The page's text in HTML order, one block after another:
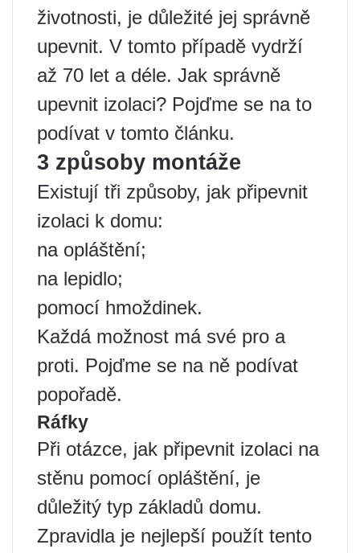
životnosti, je důležité jej správně
upevnit. V tomto případě vydrží
až 70 let a déle. Jak správně
upevnit izolaci? Pojďme se na to
podívat v tomto článku.
3 způsoby montáže
Existují tři způsoby, jak připevnit
izolaci k domu:
na opláštění;
na lepidlo;
pomocí hmoždinek.
Každá možnost má své pro a
proti. Pojďme se na ně podívat
popořadě.
Ráfky
Při otázce, jak připevnit izolaci na
stěnu pomocí opláštění, je
důležitý typ základů domu.
Zpravidla je nejlepší použít tento